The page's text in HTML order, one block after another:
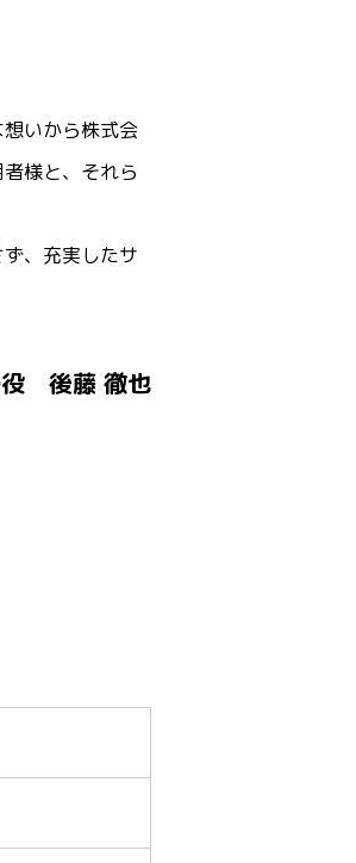
いから株式会
様と、それら
、充実したサ
役 後藤 徹也